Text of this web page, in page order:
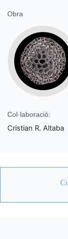
Obra
Col·laboració:
Cristian R. Altaba